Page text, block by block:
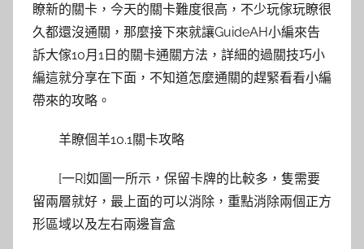
瞭新的關卡，今天的關卡難度很高，不少玩傢玩瞭很
久都還沒通關，那麼接下來就讓GuideAH小編來告
訴大傢10月1日的關卡通關方法，詳細的過關技巧小
編這就分享在下面，不知道怎麼通關的趕緊看看小編
帶來的攻略。
羊瞭個羊10.1關卡攻略
[一R]如圖一所示，保留卡牌的比較多，隻需要
留兩層就好，最上面的可以消除，重點消除兩個正方
形區域以及左右兩邊盲盒